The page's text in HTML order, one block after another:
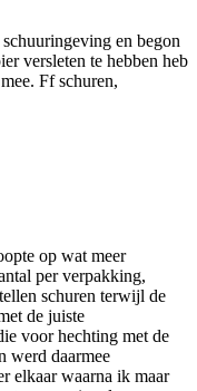
en begon
versleten te hebben heb
Ff schuren,
op wat meer
per verpakking,
schuren terwijl de
de juiste
voor hechting met de
werd daarmee
elkaar waarna ik maar